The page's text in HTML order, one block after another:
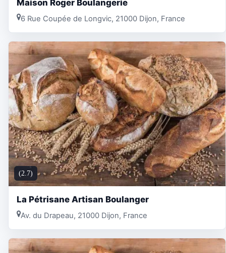
Maison Roger Boulangerie
6 Rue Coupée de Longvic, 21000 Dijon, France
(2.7)
La Pétrisane Artisan Boulanger
Av. du Drapeau, 21000 Dijon, France